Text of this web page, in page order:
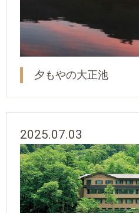
夕もやの大正池
2025.07.03